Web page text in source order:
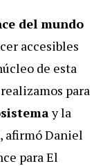
del mundo
accesibles
de esta
para
y la
afirmó Daniel
para El